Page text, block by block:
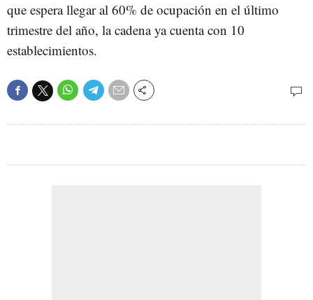
que espera llegar al 60% de ocupación en el último
trimestre del año, la cadena ya cuenta con 10
establecimientos.